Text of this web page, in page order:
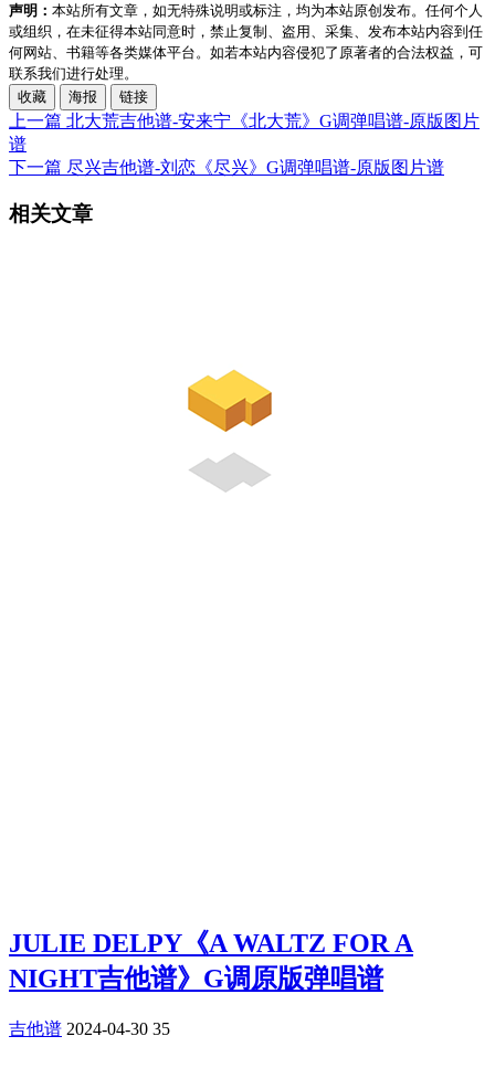
声明： 本站所有文章，如无特殊说明或标注，均为本站原创发布。任何个人
或组织，在未征得本站同意时，禁止复制、盗用、采集、发布本站内容到任
何网站、书籍等各类媒体平台。如若本站内容侵犯了原著者的合法权益，可
联系我们进行处理。
收藏
海报 链接
上一篇 北大荒吉他谱-安来宁《北大荒》G调弹唱谱-原版图片
谱
下一篇 尽兴吉他谱-刘恋《尽兴》G调弹唱谱-原版图片谱
相关文章
JULIE DELPY《A WALTZ FOR A
NIGHT吉他谱》G调原版弹唱谱
吉他谱 2024-04-30 35